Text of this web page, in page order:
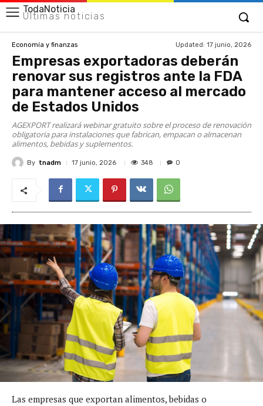
TodaNoticia
Últimas noticias
Economía y finanzas Updated: 17 junio, 2026
Empresas exportadoras deberán
renovar sus registros ante la FDA
para mantener acceso al mercado
de Estados Unidos
AGEXPORT realizará webinar gratuito sobre el proceso de renovación
obligatoria para instalaciones que fabrican, empacan o almacenan
alimentos, bebidas y suplementos.
By tnadm 17 junio, 2026 348 0
Las empresas que exportan alimentos, bebidas o